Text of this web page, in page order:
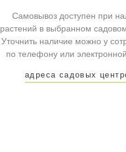
Самовывоз доступен при
растений в выбранном
Уточнить наличие можно у
по телефону или электронной
адреса садовых